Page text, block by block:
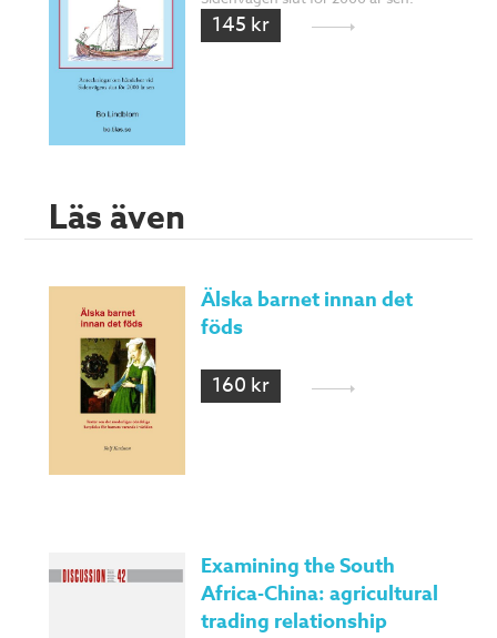
145 kr
Läs även
Älska barnet innan det
föds
160 kr
Examining the South
Africa-China: agricultural
trading relationship